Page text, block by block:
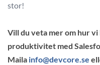
stor!
Vill du veta mer om hur vi
produktivitet med
Maila info@devcore.se